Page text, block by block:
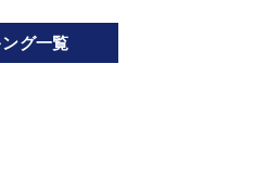
グ一覧